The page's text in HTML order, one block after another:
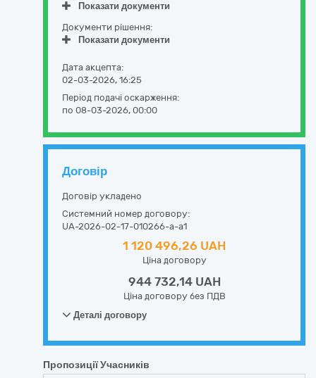
Показати документи
Документи рішення:
Показати документи
Дата акцепта:
02-03-2026, 16:25
Період подачі оскарження:
по 08-03-2026, 00:00
Договір
Договір укладено
Системний номер договору:
UA-2026-02-17-010266-a-a1
1 120 496,26 UAH
Ціна договору
944 732,14 UAH
Ціна договору без ПДВ
Деталі договору
Пропозиції Учасників